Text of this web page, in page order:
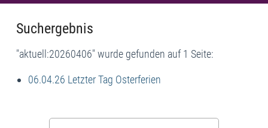
Suchergebnis
"aktuell:20260406" wurde gefunden auf 1 Seite:
06.04.26 Letzter Tag Osterferien